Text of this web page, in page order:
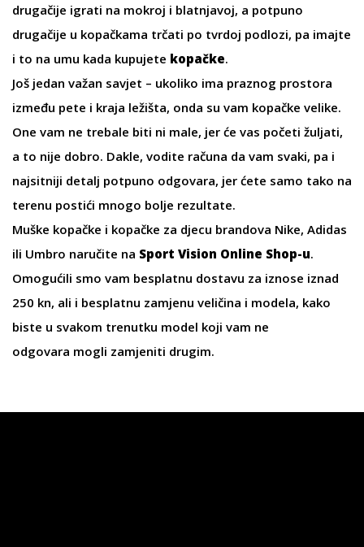
drugačije igrati na mokroj i blatnjavoj, a potpuno
drugačije u kopačkama trčati po tvrdoj podlozi, pa imajte
i to na umu kada kupujete kopačke.
Još jedan važan savjet – ukoliko ima praznog prostora
između pete i kraja ležišta, onda su vam kopačke velike.
One vam ne trebale biti ni male, jer će vas početi žuljati,
a to nije dobro. Dakle, vodite računa da vam svaki, pa i
najsitniji detalj potpuno odgovara, jer ćete samo tako na
terenu postići mnogo bolje rezultate.
Muške kopačke i kopačke za djecu brandova Nike, Adidas
ili Umbro naručite na Sport Vision Online Shop-u.
Omogućili smo vam besplatnu dostavu za iznose iznad
250 kn, ali i besplatnu zamjenu veličina i modela, kako
biste u svakom trenutku model koji vam ne
odgovara mogli zamjeniti drugim.